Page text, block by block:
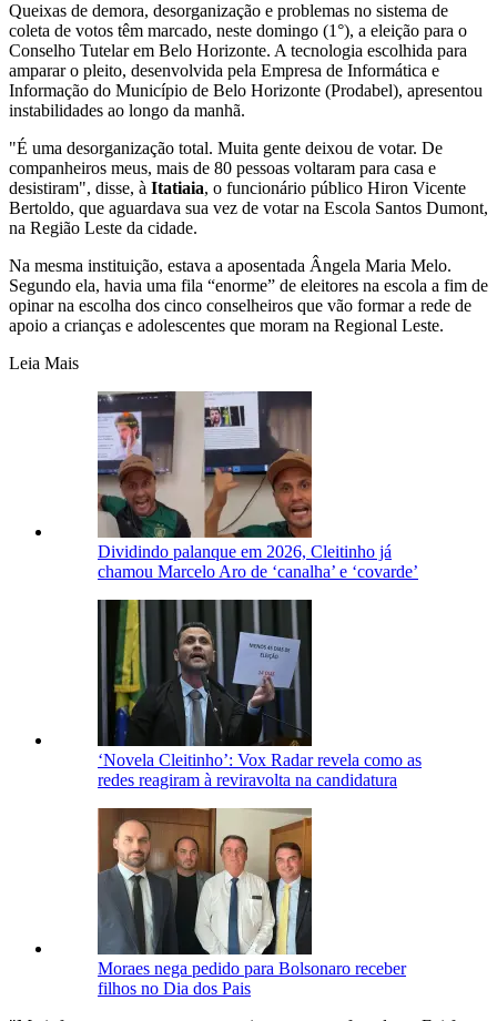
Queixas de demora, desorganização e problemas no sistema de
coleta de votos têm marcado, neste domingo (1°), a eleição para o
Conselho Tutelar em Belo Horizonte. A tecnologia escolhida para
amparar o pleito, desenvolvida pela Empresa de Informática e
Informação do Município de Belo Horizonte (Prodabel), apresentou
instabilidades ao longo da manhã.
"É uma desorganização total. Muita gente deixou de votar. De
companheiros meus, mais de 80 pessoas voltaram para casa e
desistiram", disse, à Itatiaia, o funcionário público Hiron Vicente
Bertoldo, que aguardava sua vez de votar na Escola Santos Dumont,
na Região Leste da cidade.
Na mesma instituição, estava a aposentada Ângela Maria Melo.
Segundo ela, havia uma fila “enorme” de eleitores na escola a fim de
opinar na escolha dos cinco conselheiros que vão formar a rede de
apoio a crianças e adolescentes que moram na Regional Leste.
Leia Mais
Dividindo palanque em 2026, Cleitinho já
chamou Marcelo Aro de ‘canalha’ e ‘covarde’
‘Novela Cleitinho’: Vox Radar revela como as
redes reagiram à reviravolta na candidatura
Moraes nega pedido para Bolsonaro receber
filhos no Dia dos Pais